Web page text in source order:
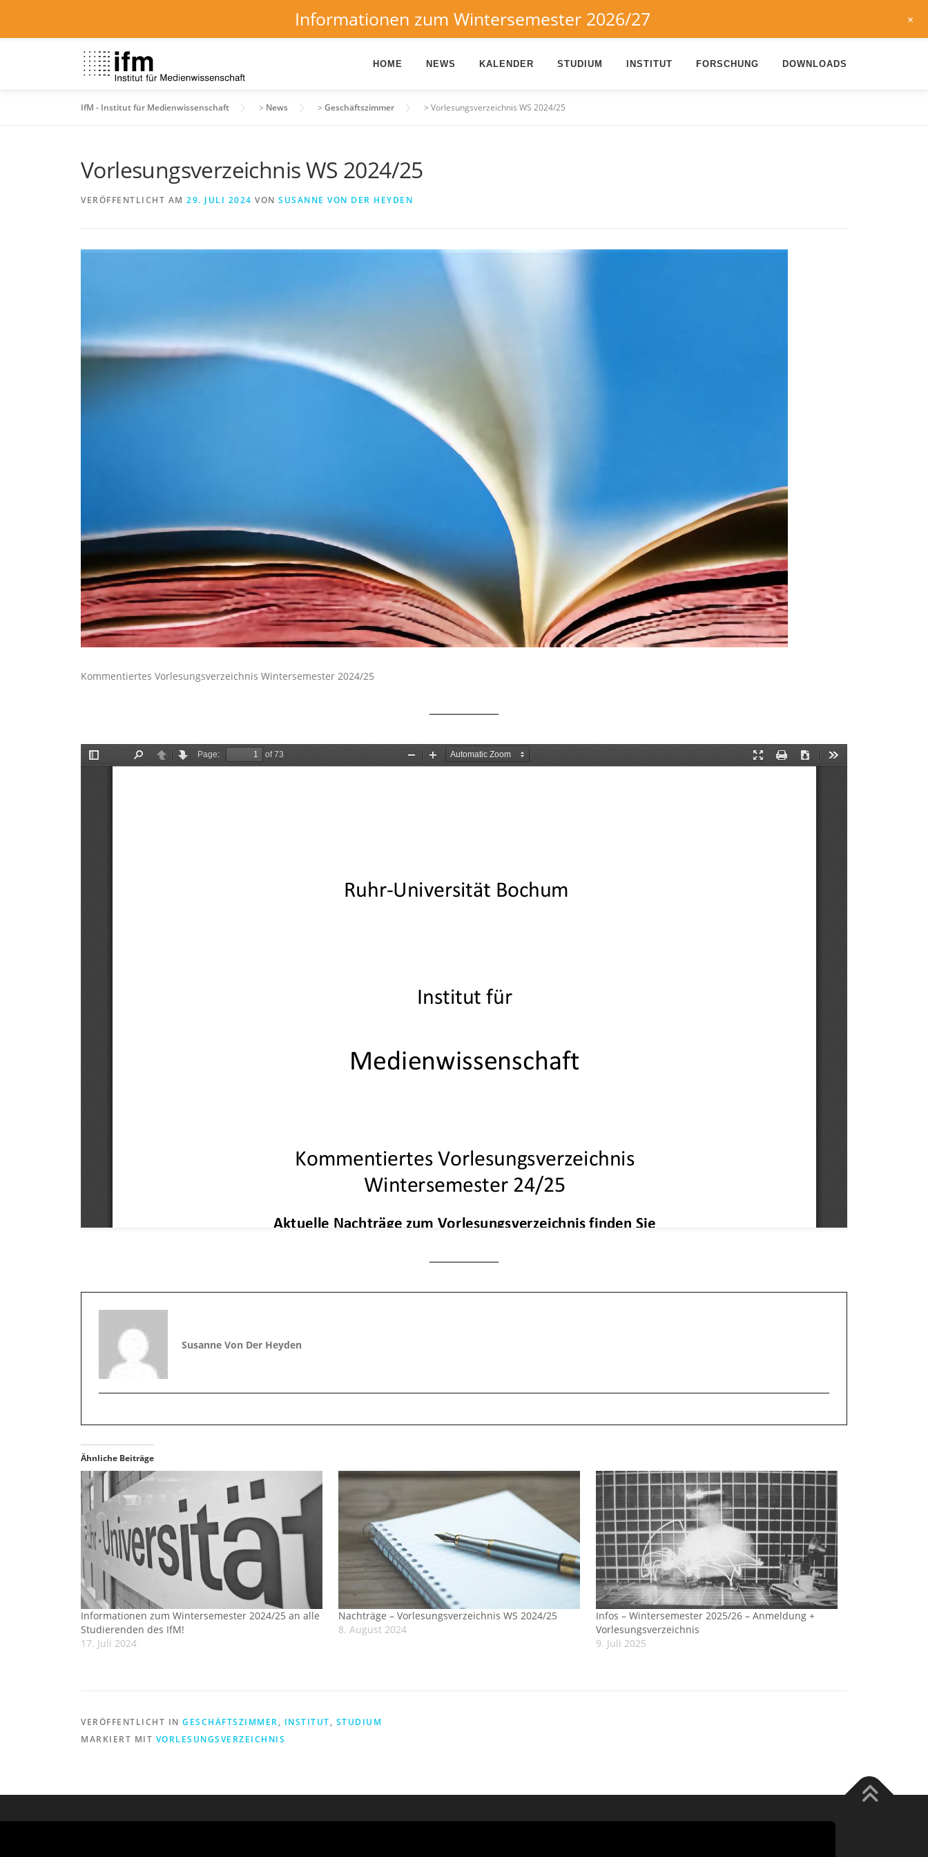
HOME NEWS KALENDER STUDIUM INSTITUT FORSCHUNG DOWNLOADS
IfM - Institut für Medienwissenschaft > News > Geschäftszimmer > Vorlesungsverzeichnis WS 2024/25
Vorlesungsverzeichnis WS 2024/25
VERÖFFENTLICHT AM 29. JULI 2024 VON SUSANNE VON DER HEYDEN
Kommentiertes Vorlesungsverzeichnis Wintersemester 2024/25
Susanne Von Der Heyden
Ähnliche Beiträge
Informationen zum Wintersemester 2024/25 an alle
Studierenden des IfM!
17. Juli 2024
Nachträge – Vorlesungsverzeichnis WS 2024/25
8. August 2024
Infos – Wintersemester 2025/26 – Anmeldung +
Vorlesungsverzeichnis
9. Juli 2025
VERÖFFENTLICHT IN GESCHÄFTSZIMMER, INSTITUT, STUDIUM
MARKIERT MIT VORLESUNGSVERZEICHNIS
Informationen zum Wintersemester 2026/27 +